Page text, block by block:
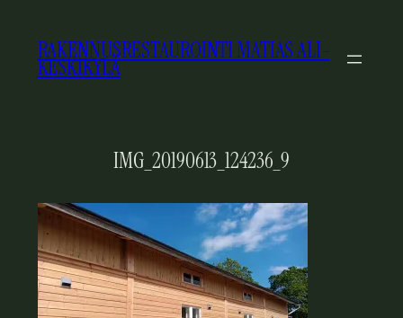
SISÄLTÖÖN
RAKENNUSRESTAUROINTI MATIAS ALI-
KESKIKYLÄ
IMG_20190613_124236_9